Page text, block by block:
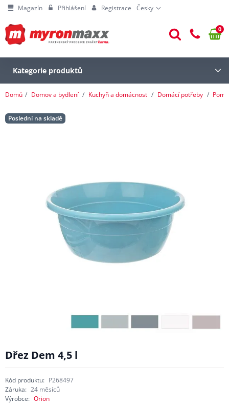
Magazín Přihlášení Registrace Česky
0
Kategorie produktů
Domů Domov a bydlení Kuchyň a domácnost Domácí potřeby
Poslední na skladě
Dřez Dem 4,5 l
Kód produktu: P268497
Záruka: 24 měsíců
Výrobce: Orion